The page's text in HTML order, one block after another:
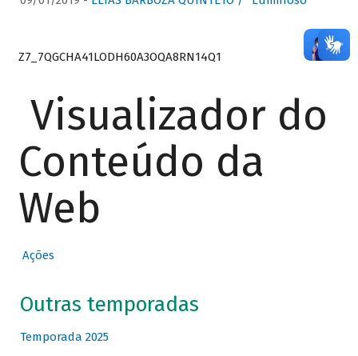
Z7_7QGCHA41LODH60A3OQA8RN14Q1
Visualizador do
Conteúdo da
Web
Ações
Outras temporadas
Temporada 2025